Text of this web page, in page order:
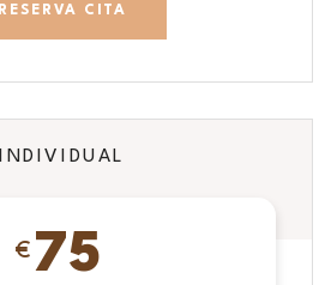
RESERVA CITA
INDIVIDUAL
€ 75